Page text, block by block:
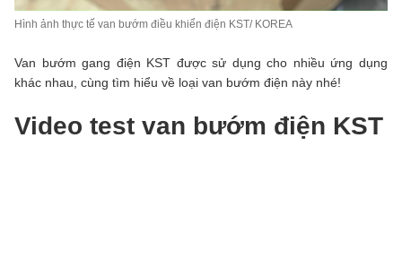
Hình ảnh thực tế van bướm điều khiển điện KST/ KOREA
Van bướm gang điện KST được sử dụng cho nhiều ứng dụng
khác nhau, cùng tìm hiểu về loại van bướm điện này nhé!
Video test van bướm điện KST